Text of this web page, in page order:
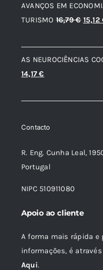
AVANÇOS EM
TURISMO 16,79€ O
era:
15,12
AS NEUROCIÊNCIAS
O
original
15,74 €.
14,17€
atual
14,17 €.
Contacto
R. Eng. Cunha Leal,
Portugal
NIPC 510911080
Apoio ao cliente
A forma mais rápida e
informações, é
Aqui.